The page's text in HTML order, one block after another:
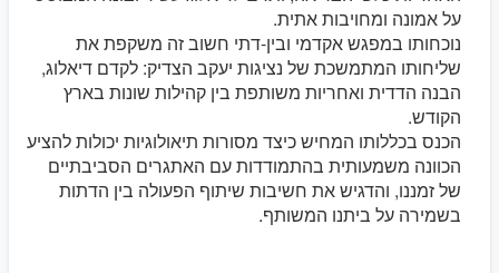
על אמונה ומחויבות אתית.
נוכחותו במפגש אקדמי ובין-דתי חשוב זה משקפת את
שליחותו המתמשכת של נציגות יעקב הצדיק: לקדם דיאלוג,
הבנה הדדית ואחריות משותפת בין קהילות שונות בארץ
הקודש.
הכנס בכללותו המחיש כיצד מסורות תיאולוגיות יכולות להציע
הכוונה משמעותית בהתמודדות עם האתגרים הסביבתיים
של זמננו, והדגיש את חשיבות שיתוף הפעולה בין הדתות
בשמירה על ביתנו המשותף.